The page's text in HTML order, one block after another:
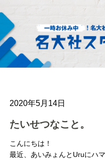
2020年5月14日
たいせつなこと。
こんにちは！
最近、あいみょんとUruにハ